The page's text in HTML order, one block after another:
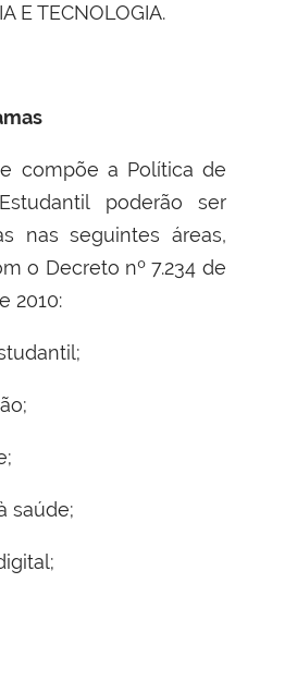
E TECNOLOGIA.
compõe a Política de
poderão ser
nas seguintes áreas,
o Decreto nº 7.234 de
2010:
saúde;